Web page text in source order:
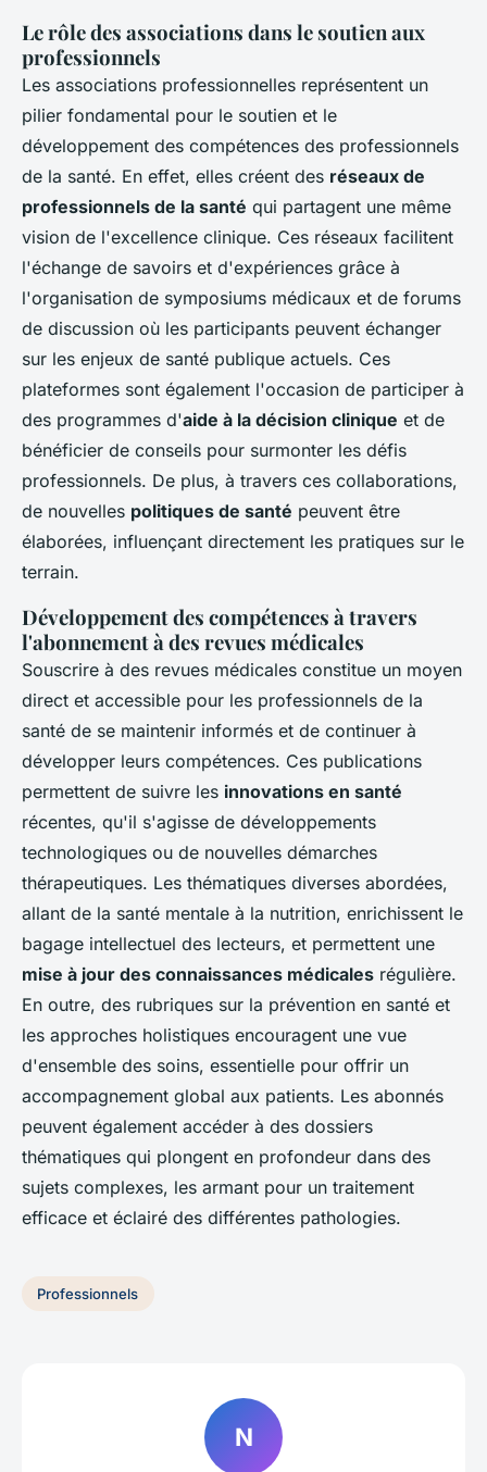
Le rôle des associations dans le soutien aux
professionnels
Les associations professionnelles représentent un
pilier fondamental pour le soutien et le
développement des compétences des professionnels
de la santé. En effet, elles créent des réseaux de
professionnels de la santé qui partagent une même
vision de l'excellence clinique. Ces réseaux facilitent
l'échange de savoirs et d'expériences grâce à
l'organisation de symposiums médicaux et de forums
de discussion où les participants peuvent échanger
sur les enjeux de santé publique actuels. Ces
plateformes sont également l'occasion de participer à
des programmes d'aide à la décision clinique et de
bénéficier de conseils pour surmonter les défis
professionnels. De plus, à travers ces collaborations,
de nouvelles politiques de santé peuvent être
élaborées, influençant directement les pratiques sur le
terrain.
Développement des compétences à travers
l'abonnement à des revues médicales
Souscrire à des revues médicales constitue un moyen
direct et accessible pour les professionnels de la
santé de se maintenir informés et de continuer à
développer leurs compétences. Ces publications
permettent de suivre les innovations en santé
récentes, qu'il s'agisse de développements
technologiques ou de nouvelles démarches
thérapeutiques. Les thématiques diverses abordées,
allant de la santé mentale à la nutrition, enrichissent le
bagage intellectuel des lecteurs, et permettent une
mise à jour des connaissances médicales régulière.
En outre, des rubriques sur la prévention en santé et
les approches holistiques encouragent une vue
d'ensemble des soins, essentielle pour offrir un
accompagnement global aux patients. Les abonnés
peuvent également accéder à des dossiers
thématiques qui plongent en profondeur dans des
sujets complexes, les armant pour un traitement
efficace et éclairé des différentes pathologies.
Professionnels
N